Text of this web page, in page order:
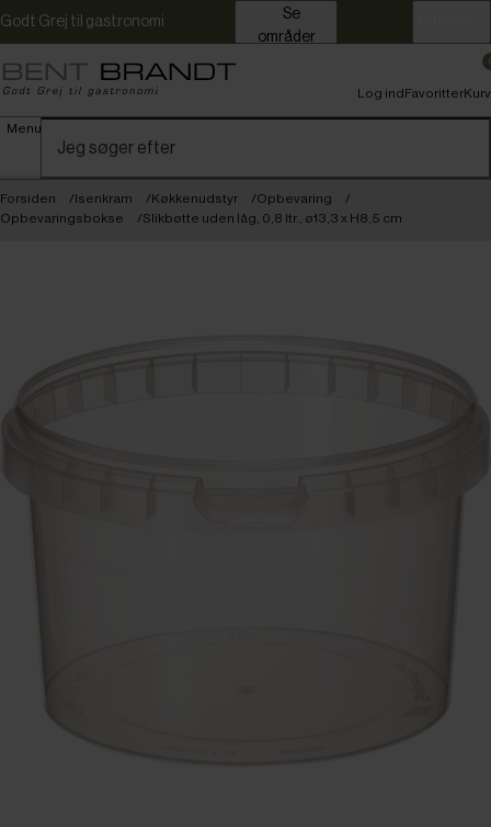
Godt Grej til gastronomi
områder
Menu
Log indFavoritterKurv
Forsiden Isenkram Køkkenudstyr
Opbevaring
Opbevaringsbokse
Slikbøtte uden låg, 0,8 ltr., ø13,3 x H8,5 cm